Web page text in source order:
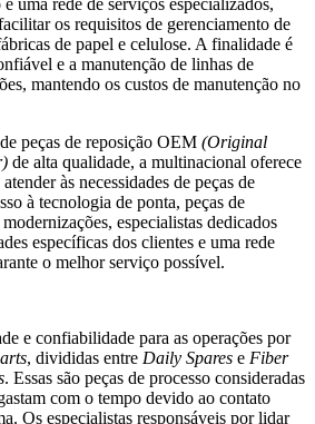
os requisitos de gerenciamento de
de papel e celulose. A finalidade é
e a manutenção de linhas de
mantendo os custos de manutenção no
de peças de reposição OEM (Original
de alta qualidade, a multinacional oferece
às necessidades de peças de
à tecnologia de ponta, peças de
especialistas dedicados
específicas dos clientes e uma rede
o melhor serviço possível.
e confiabilidade para as operações por
, divididas entre Daily Spares e Fiber
. Essas são peças de processo consideradas
com o tempo devido ao contato
Os especialistas responsáveis por lidar